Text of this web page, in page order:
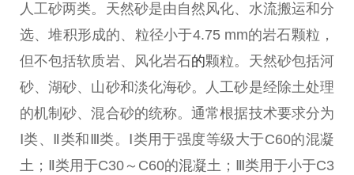
人工砂两类。天然砂是由自然风化、水流搬运和分
选、堆积形成的、粒径小于4.75 mm的岩石颗粒，
但不包括软质岩、风化岩石的颗粒。天然砂包括河
砂、湖砂、山砂和淡化海砂。人工砂是经除土处理
的机制砂、混合砂的统称。通常根据技术要求分为
Ⅰ类、Ⅱ类和Ⅲ类。Ⅰ类用于强度等级大于C60的混凝
土；Ⅱ类用于C30～C60的混凝土；Ⅲ类用于小于C3